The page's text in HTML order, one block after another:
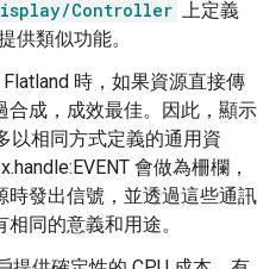
Controller 上定義
供類似功能。
時，如果資源直接傳
合成，成效最佳。因此，顯示
以相同方式定義的通用資
會做為柵欄，
時發出信號，並透過這些通訊
同的意義和用途。